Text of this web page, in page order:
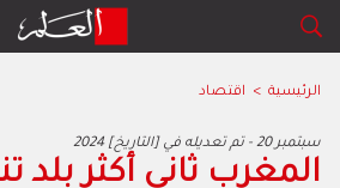
الرئيسية > اقتصاد
2024 سبتمبر 20 - تم تعديله في [التاريخ]